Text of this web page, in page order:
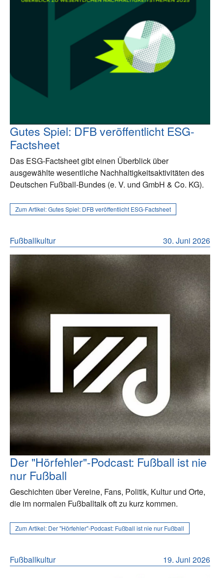
Gutes Spiel: DFB veröffentlicht ESG-
Factsheet
Das ESG-Factsheet gibt einen Überblick über
ausgewählte wesentliche Nachhaltigkeitsaktivitäten des
Deutschen Fußball-Bundes (e. V. und GmbH & Co. KG).
Zum Artikel:Gutes Spiel: DFB veröffentlicht ESG-Factsheet
30. Juni 2026
Fußballkultur
Der "Hörfehler"-Podcast: Fußball ist nie
nur Fußball
Geschichten über Vereine, Fans, Politik, Kultur und Orte,
die im normalen Fußballtalk oft zu kurz kommen.
Zum Artikel: Der "Hörfehler"-Podcast: Fußball ist nie nur Fußball
19. Juni 2026
Fußballkultur